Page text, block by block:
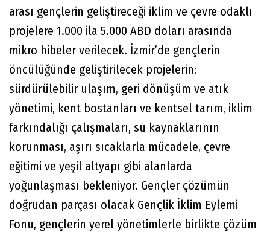
arası gençlerin geliştireceği iklim ve çevre odaklı
projelere 1.000 ila 5.000 ABD doları arasında
mikro hibeler verilecek. İzmir’de gençlerin
öncülüğünde geliştirilecek projelerin;
sürdürülebilir ulaşım, geri dönüşüm ve atık
yönetimi, kent bostanları ve kentsel tarım, iklim
farkındalığı çalışmaları, su kaynaklarının
korunması, aşırı sıcaklarla mücadele, çevre
eğitimi ve yeşil altyapı gibi alanlarda
yoğunlaşması bekleniyor. Gençler çözümün
doğrudan parçası olacak Gençlik İklim Eylemi
Fonu, gençlerin yerel yönetimlerle birlikte çözüm